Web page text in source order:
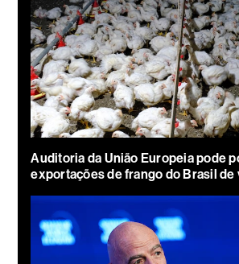
Auditoria da União Europeia pode
exportações de frango do Brasil de